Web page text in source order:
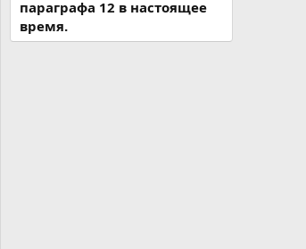
параграфа 12 в настоящее
время.